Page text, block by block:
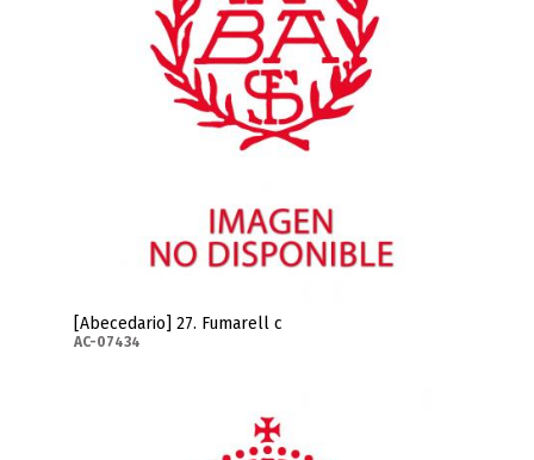
[Abecedario] 27. Fumarell c
AC-07434